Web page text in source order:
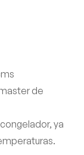
de
ya